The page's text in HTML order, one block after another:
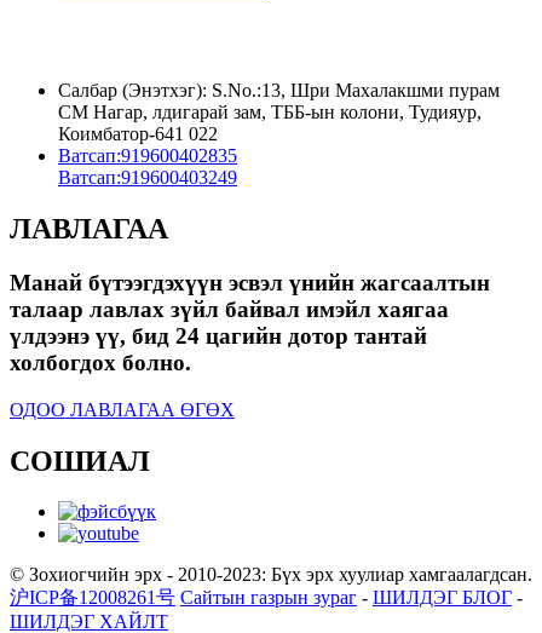
Салбар (Энэтхэг): S.No.:13, Шри Махалакшми пурам
СМ Нагар, лдигарай зам, ТББ-ын колони, Тудияур,
Коимбатор-641 022
Ватсап:919600402835
Ватсап:919600403249
ЛАВЛАГАА
Манай бүтээгдэхүүн эсвэл үнийн жагсаалтын
талаар лавлах зүйл байвал имэйл хаягаа
үлдээнэ үү, бид 24 цагийн дотор тантай
холбогдох болно.
ОДОО ЛАВЛАГАА ӨГӨХ
СОШИАЛ
© Зохиогчийн эрх - 2010-2023: Бүх эрх хуулиар хамгаалагдсан.
沪ICP备12008261号 Сайтын газрын зураг - ШИЛДЭГ БЛОГ -
ШИЛДЭГ ХАЙЛТ